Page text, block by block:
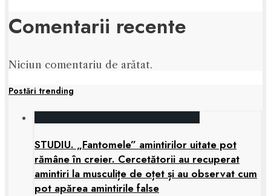
Comentarii recente
Niciun comentariu de arătat.
Postări trending
STUDIU. „Fantomele” amintirilor uitate pot
rămâne în creier. Cercetătorii au recuperat
amintiri la musculițe de oțet și au observat cum
pot apărea amintirile false